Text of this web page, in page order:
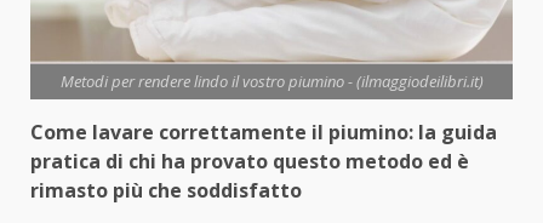
Metodi per rendere lindo il vostro piumino - (ilmaggiodeilibri.it)
Come lavare correttamente il piumino: la guida
pratica di chi ha provato questo metodo ed è
rimasto più che soddisfatto